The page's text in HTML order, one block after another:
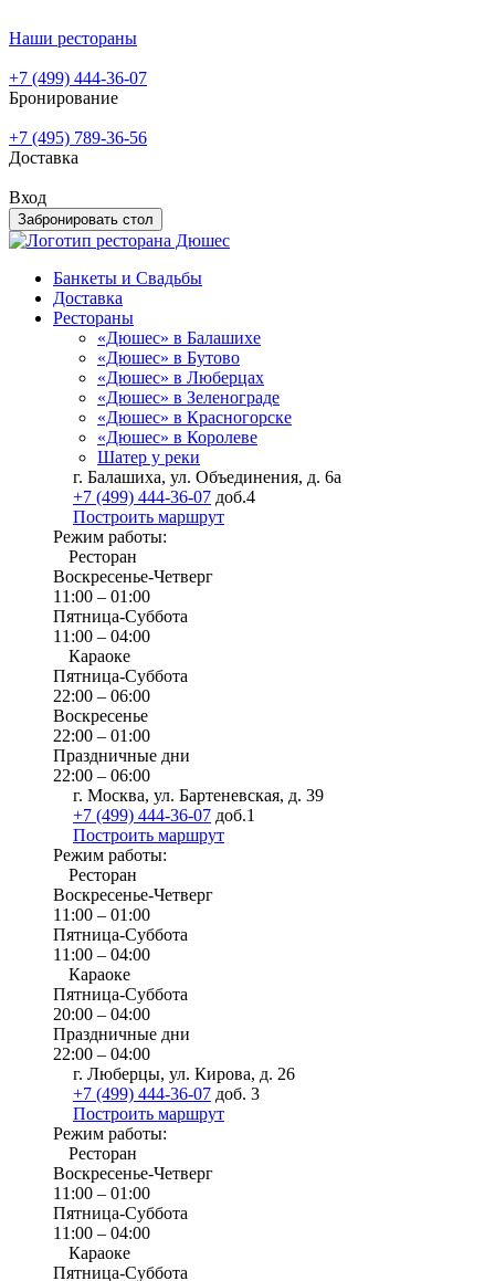
Наши рестораны
+7 (499) 444-36-07
Бронирование
+7 (495) 789-36-56
Доставка
Вход
Забронировать стол
Банкеты и Свадьбы
Доставка
Рестораны
«Дюшес» в Балашихе
«Дюшес» в Бутово
«Дюшес» в Люберцах
«Дюшес» в Зеленограде
«Дюшес» в Красногорске
«Дюшес» в Королеве
Шатер у реки
г. Балашиха, ул. Объединения, д. 6а
+7 (499) 444-36-07 доб.4
Построить маршрут
Режим работы:
Ресторан
Воскресенье-Четверг
11:00 – 01:00
Пятница-Суббота
11:00 – 04:00
Караоке
Пятница-Суббота
22:00 – 06:00
Воскресенье
22:00 – 01:00
Праздничные дни
22:00 – 06:00
г. Москва, ул. Бартеневская, д. 39
+7 (499) 444-36-07 доб.1
Построить маршрут
Режим работы:
Ресторан
Воскресенье-Четверг
11:00 – 01:00
Пятница-Суббота
11:00 – 04:00
Караоке
Пятница-Суббота
20:00 – 04:00
Праздничные дни
22:00 – 04:00
г. Люберцы, ул. Кирова, д. 26
+7 (499) 444-36-07 доб. 3
Построить маршрут
Режим работы:
Ресторан
Воскресенье-Четверг
11:00 – 01:00
Пятница-Суббота
11:00 – 04:00
Караоке
Пятница-Суббота